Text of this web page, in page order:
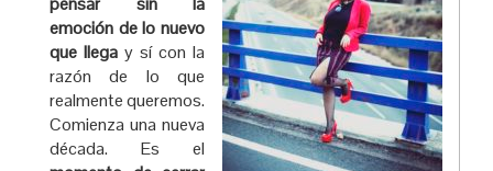
emoción de lo nuevo
que llega y sí con la
razón de lo que
realmente queremos.
Comienza una nueva
década. Es el